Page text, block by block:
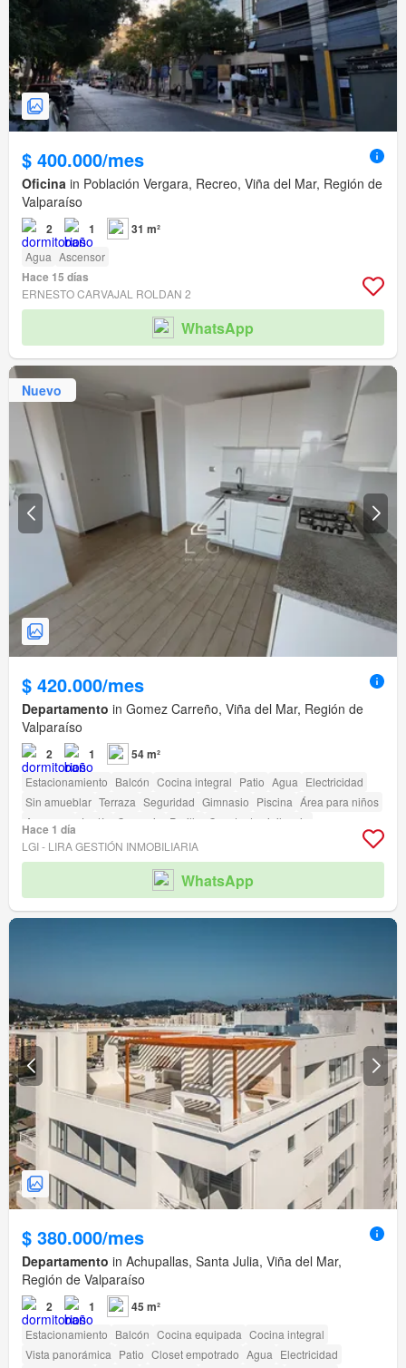
$ 400.000/mes
Oficina in Población Vergara, Recreo, Viña del Mar, Región de
Valparaíso
2 1 31 m²
Agua Ascensor
Hace 15 días
ERNESTO CARVAJAL ROLDAN 2
WhatsApp
Nuevo
$ 420.000/mes
Departamento in Gomez Carreño, Viña del Mar, Región de
Valparaíso
2 1 54 m²
Estacionamiento Balcón Cocina integral Patio Agua Electricidad
Sin amueblar Terraza Seguridad Gimnasio Piscina Área para niños
Ascensor
Jardín Conserje Parilla Caseta de vigilancia
Hace 1 día
LGI - LIRA GESTIÓN INMOBILIARIA
WhatsApp
$ 380.000/mes
Departamento in Achupallas, Santa Julia, Viña del Mar,
Región de Valparaíso
2 1 45 m²
Estacionamiento Balcón Cocina equipada Cocina integral
Vista panorámica Patio Closet empotrado Agua Electricidad